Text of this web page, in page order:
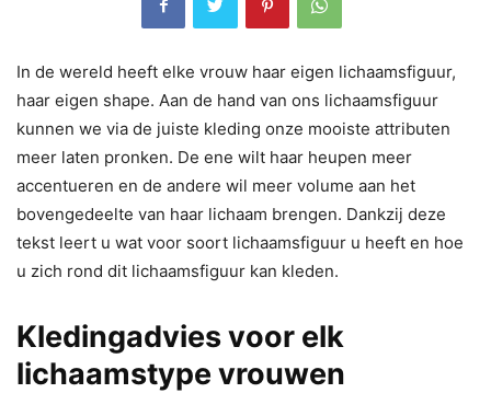
In de wereld heeft elke vrouw haar eigen lichaamsfiguur,
haar eigen shape. Aan de hand van ons lichaamsfiguur
kunnen we via de juiste kleding onze mooiste attributen
meer laten pronken. De ene wilt haar heupen meer
accentueren en de andere wil meer volume aan het
bovengedeelte van haar lichaam brengen. Dankzij deze
tekst leert u wat voor soort lichaamsfiguur u heeft en hoe
u zich rond dit lichaamsfiguur kan kleden.
Kledingadvies voor elk
lichaamstype vrouwen